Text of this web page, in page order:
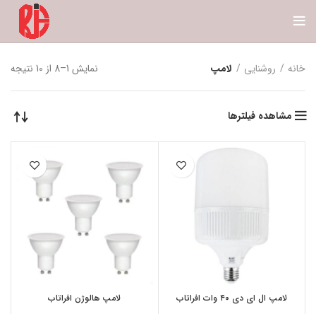
خانه روشنایی لامپ نمایش 1–8 از 10 نتیجه
مشاهده فیلترها
لامپ ال ای دی ۴۰ وات افراتاب لامپ هالوژن افراتاب